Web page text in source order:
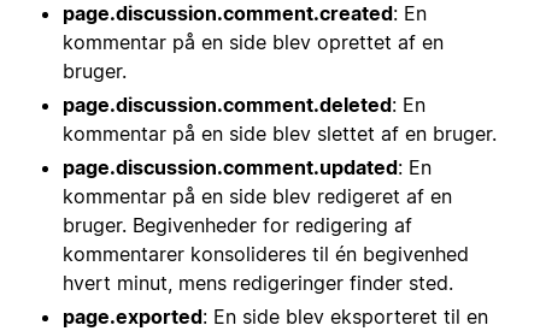
page.discussion.comment.created: En
kommentar på en side blev oprettet af en
bruger.
page.discussion.comment.deleted: En
kommentar på en side blev slettet af en bruger.
page.discussion.comment.updated: En
kommentar på en side blev redigeret af en
bruger. Begivenheder for redigering af
kommentarer konsolideres til én begivenhed
hvert minut, mens redigeringer finder sted.
page.exported: En side blev eksporteret til en